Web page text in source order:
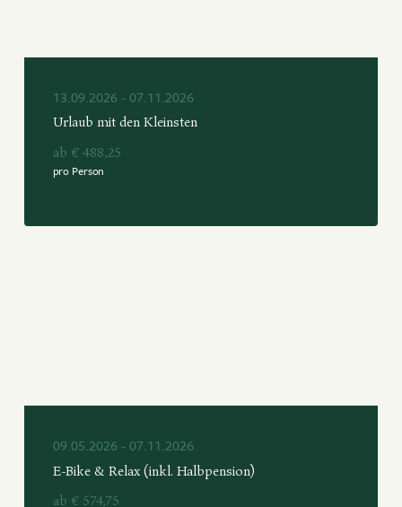
13.09.2026 - 07.11.2026
Urlaub mit den Kleinsten
ab € 488,25
pro Person
09.05.2026 - 07.11.2026
E-Bike & Relax (inkl. Halbpension)
ab € 574,75